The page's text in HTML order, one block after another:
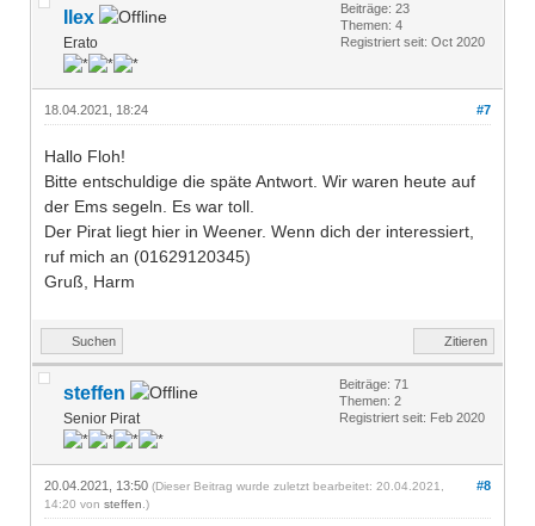
Ilex
Erato
Beiträge: 23
Themen: 4
Registriert seit: Oct 2020
#7
18.04.2021, 18:24
Hallo Floh!
Bitte entschuldige die späte Antwort. Wir waren heute auf
der Ems segeln. Es war toll.
Der Pirat liegt hier in Weener. Wenn dich der interessiert,
ruf mich an (01629120345)
Gruß, Harm
Suchen Zitieren
steffen
Senior Pirat
Beiträge: 71
Themen: 2
Registriert seit: Feb 2020
#8
20.04.2021, 13:50 (Dieser Beitrag wurde zuletzt bearbeitet: 20.04.2021,
14:20 von steffen.)